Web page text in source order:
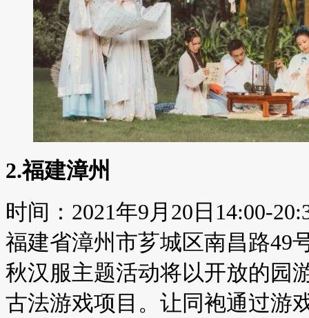
2.福建漳州
时间：2021年9月20日14:00-
福建省漳州市芗城区南昌路49
秋汉服主题活动将以开放的园
古法游戏项目。让同袍通过游